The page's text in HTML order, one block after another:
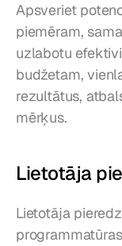
Apsveriet
piemēram,
uzlabotu
budžetam,
rezultātus,
mērķus.
Lietotāja
Lietotāja